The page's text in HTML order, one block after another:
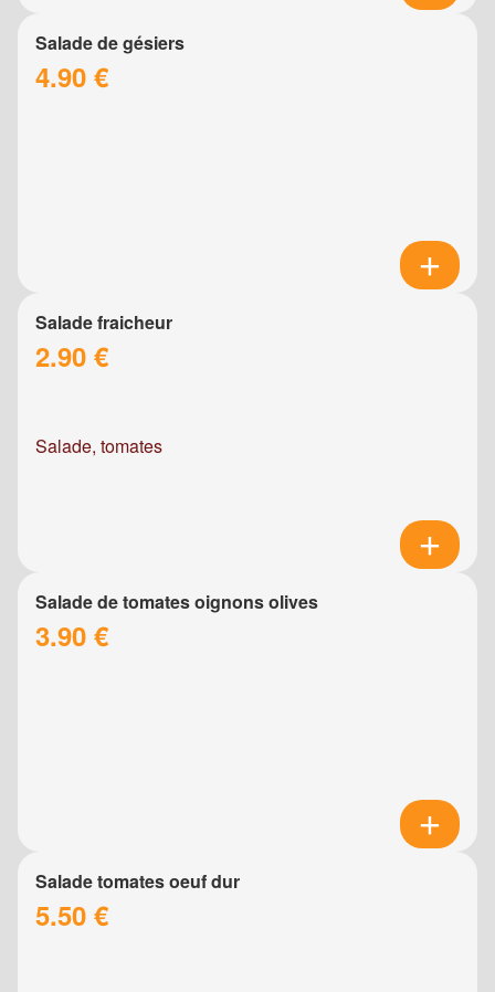
Salade de gésiers
4.90 €
Salade fraicheur
2.90 €
Salade, tomates
Salade de tomates oignons olives
3.90 €
Salade tomates oeuf dur
5.50 €